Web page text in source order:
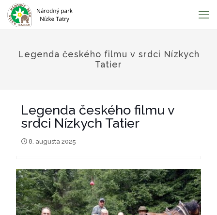
Legenda českého filmu v srdci Nízkych
Tatier
Legenda českého filmu v
srdci Nízkych Tatier
8. augusta 2025